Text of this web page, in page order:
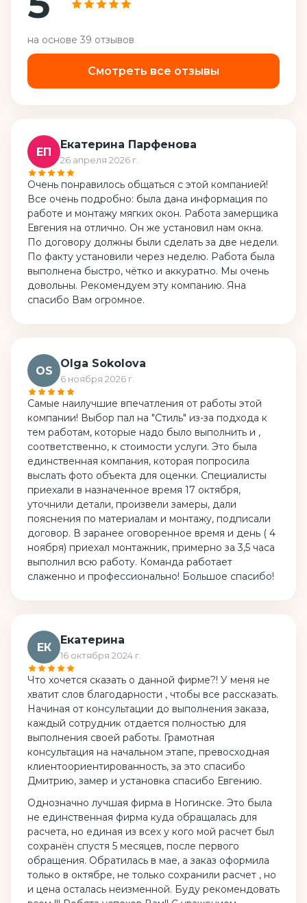
на основе 39 отзывов
Смотреть все отзывы
ЕП
Екатерина Парфенова
26 апреля 2026 г.
Очень понравилось общаться с этой компанией!
Все очень подробно: была дана информация по
работе и монтажу мягких окон. Работа замерщика
Евгения на отлично. Он же установил нам окна.
По договору должны были сделать за две недели.
По факту установили через неделю. Работа была
выполнена быстро, чётко и аккуратно. Мы очень
довольны. Рекомендуем эту компанию. Яна
спасибо Вам огромное.
OS
Olga Sokolova
6 ноября 2026 г.
Самые наилучшие впечатления от работы этой
компании! Выбор пал на "Стиль" из-за подхода к
тем работам, которые надо было выполнить и ,
соответственно, к стоимости услуги. Это была
единственная компания, которая попросила
выслать фото объекта для оценки. Специалисты
приехали в назначенное время 17 октября,
уточнили детали, произвели замеры, дали
пояснения по материалам и монтажу, подписали
договор. В заранее оговоренное время и день ( 4
ноября) приехал монтажник, примерно за 3,5 часа
выполнил всю работу. Команда работает
слаженно и профессионально! Большое спасибо!
ЕК
Екатерина
16 октября 2024 г.
Что хочется сказать о данной фирме?! У меня не
хватит слов благодарности , чтобы все рассказать.
Начиная от консультации до выполнения заказа,
каждый сотрудник отдается полностью для
выполнения своей работы. Грамотная
консультация на начальном этапе, превосходная
клиентоориентированность, за это спасибо
Дмитрию, замер и установка спасибо Евгению.
Однозначно лучшая фирма в Ногинске. Это была
не единственная фирма куда обращалась для
расчета, но единая из всех у кого мой расчет был
сохранён спустя 5 месяцев, после первого
обращения. Обратилась в мае, а заказ оформила
только в октябре, не только сохранили расчет , но
и цена осталась неизменной. Буду рекомендовать